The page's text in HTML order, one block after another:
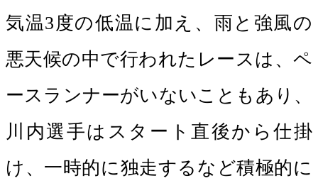
気温3度の低温に加え、雨と強風の
悪天候の中で行われたレースは、ペ
ースランナーがいないこともあり、
川内選手はスタート直後から仕掛
け、一時的に独走するなど積極的に